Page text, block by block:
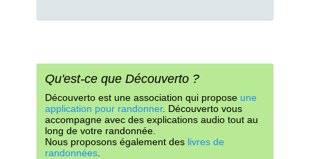
Qu'est-ce que Découverto ?
Découverto est une association qui propose une
application pour randonner. Découverto vous
accompagne avec des explications audio tout au
long de votre randonnée.
Nous proposons également des livres de
randonnées